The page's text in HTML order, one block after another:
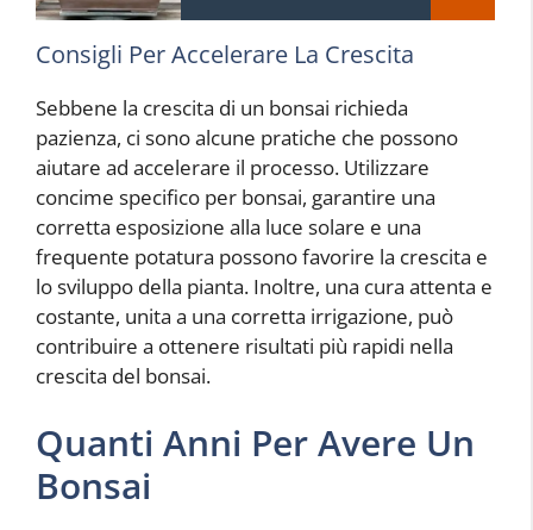
Consigli Per Accelerare La Crescita
Sebbene la crescita di un bonsai richieda
pazienza, ci sono alcune pratiche che possono
aiutare ad accelerare il processo. Utilizzare
concime specifico per bonsai, garantire una
corretta esposizione alla luce solare e una
frequente potatura possono favorire la crescita e
lo sviluppo della pianta. Inoltre, una cura attenta e
costante, unita a una corretta irrigazione, può
contribuire a ottenere risultati più rapidi nella
crescita del bonsai.
Quanti Anni Per Avere Un
Bonsai